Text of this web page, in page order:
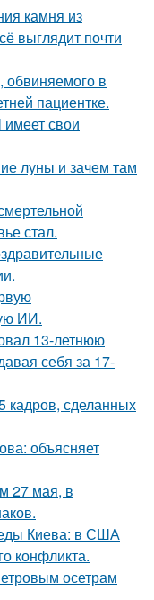
камня из
выглядит почти
обвиняемого в
пациентке.
свои
луны и зачем там
стал.
ИИ.
13-летнюю
себя за 17-
сделанных
объясняет
27 мая, в
Киева: в США
конфликта.
осетрам